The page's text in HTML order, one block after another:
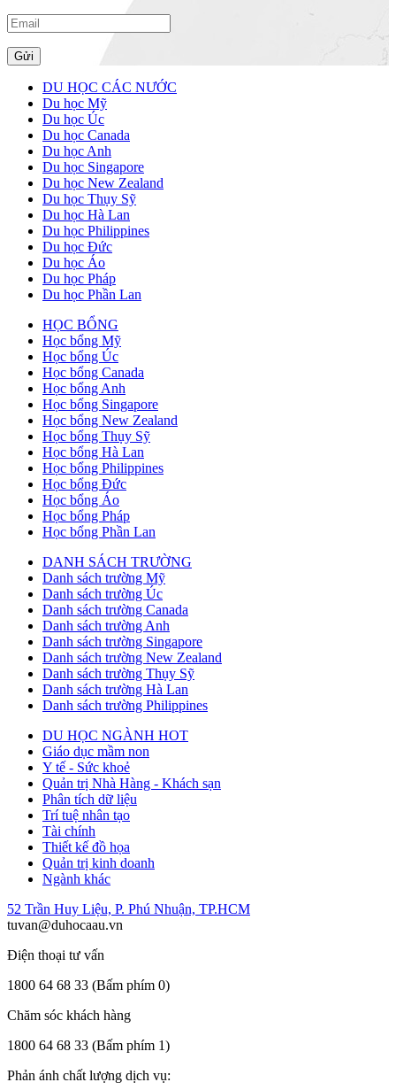
Gửi
DU HỌC CÁC NƯỚC
Du học Mỹ
Du học Úc
Du học Canada
Du học Anh
Du học Singapore
Du học New Zealand
Du học Thụy Sỹ
Du học Hà Lan
Du học Philippines
Du học Đức
Du học Áo
Du học Pháp
Du học Phần Lan
HỌC BỔNG
Học bổng Mỹ
Học bổng Úc
Học bổng Canada
Học bổng Anh
Học bổng Singapore
Học bổng New Zealand
Học bổng Thụy Sỹ
Học bổng Hà Lan
Học bổng Philippines
Học bổng Đức
Học bổng Áo
Học bổng Pháp
Học bổng Phần Lan
DANH SÁCH TRƯỜNG
Danh sách trường Mỹ
Danh sách trường Úc
Danh sách trường Canada
Danh sách trường Anh
Danh sách trường Singapore
Danh sách trường New Zealand
Danh sách trường Thụy Sỹ
Danh sách trường Hà Lan
Danh sách trường Philippines
DU HỌC NGÀNH HOT
Giáo dục mầm non
Y tế - Sức khoẻ
Quản trị Nhà Hàng - Khách sạn
Phân tích dữ liệu
Trí tuệ nhân tạo
Tài chính
Thiết kế đồ họa
Quản trị kinh doanh
Ngành khác
52 Trần Huy Liệu, P. Phú Nhuận, TP.HCM
tuvan@duhocaau.vn
Điện thoại tư vấn
1800 64 68 33 (Bấm phím 0)
Chăm sóc khách hàng
1800 64 68 33 (Bấm phím 1)
Phản ánh chất lượng dịch vụ: